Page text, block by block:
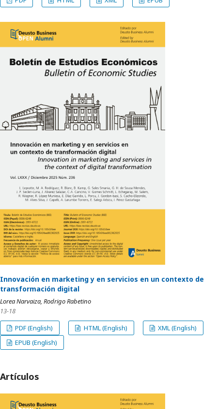
Innovación en marketing y en servicios en un contexto de
transformación digital
Lorea Narvaiza, Rodrigo Rabetino
13-18
PDF (English)
HTML (English)
XML (English)
EPUB (English)
Artículos